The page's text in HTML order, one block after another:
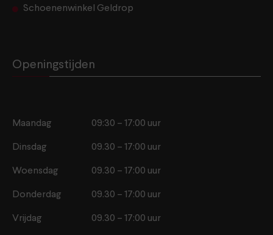
Schoenenwinkel Geldrop
Openingstijden
Maandag 09:30 – 17:00 uur
Dinsdag 09.30 – 17:00 uur
Woensdag 09.30 – 17:00 uur
Donderdag 09.30 – 17:00 uur
Vrijdag 09.30 – 17:00 uur